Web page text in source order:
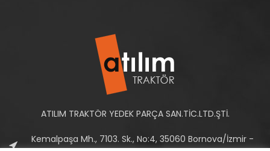
ATILIM TRAKTÖR YEDEK PARÇA SAN.TİC.LTD.ŞTİ.
Kemalpaşa Mh., 7103. Sk., No:4, 35060 Bornova/İzmir -